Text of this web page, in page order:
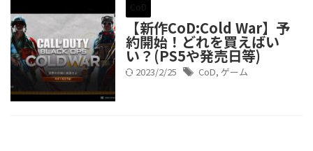
CoD
【新作CoD:Cold War】予
約開始！どれを買えばい
い？(PS5や発売日等)
2023/2/25 CoD, ゲーム